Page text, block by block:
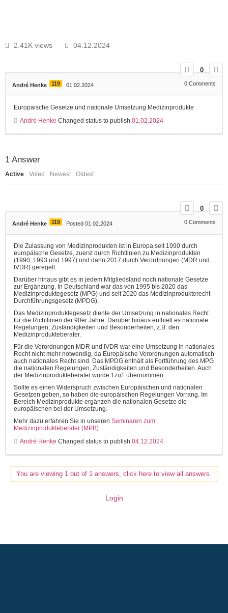
2.41K views 04.12.2024
0
André Henke 119 01.02.2024 0 Comments
Europäische Gesetze und nationale Umsetzung Medizinprodukte
André Henke Changed status to publish 01.02.2024
1 Answer
Active Voted Newest Oldest
0
André Henke 119 Posted 01.02.2024 0 Comments
Die Zulassung von Medizinprodukten ist in Europa seit 1990 durch
europäische Gesetze, zuerst durch Richtlinien zu Medizinprodukten
(1990, 1993 und 1997) und dann 2017 durch Verordnungen (MDR und
IVDR) geregelt.
Darüber hinaus gibt es in jedem Mitgliedsland noch nationale Gesetze
zur Ergänzung. In Deutschland war das von 1995 bis 2020 das
Medizinproduktegesetz (MPG) und seit 2020 das Medizinprodukterecht-
Durchführungsgesetz (MPDG).
Das Medizinproduktegesetz diente der Umsetzung in nationales Recht
für die Richtlinien der 90er Jahre. Darüber hinaus enthielt es nationale
Regelungen, Zuständigkeiten und Besonderheiten, z.B. den
Medizinprodukteberater.
Für die Verordnungen MDR und IVDR war eine Umsetzung in nationales
Recht nicht mehr notwendig, da Europäische Verordnungen automatisch
auch nationales Recht sind. Das MPDG enthält als Fortführung des MPG
die nationalen Regelungen, Zuständigkeiten und Besonderheiten. Auch
der Medizinprodukteberater wurde 1zu1 übernommen.
Sollte es einen Widerspruch zwischen Europäischen und nationalen
Gesetzen geben, so haben die europäischen Regelungen Vorrang. Im
Bereich Medizinprodukte ergänzen die nationalen Gesetze die
europäischen bei der Umsetzung.
Mehr dazu erfahren Sie in unseren Seminaren zum
Medizinprodukteberater (MPB)
André Henke Changed status to publish 04.12.2024
You are viewing 1 out of 1 answers, click here to view all answers.
Login